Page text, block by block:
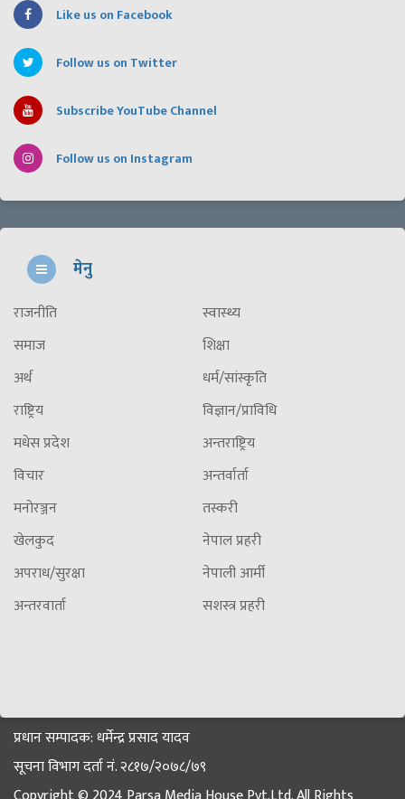
Like us on Facebook
Follow us on Twitter
Subscribe YouTube Channel
Follow us on Instagram
मेनु
राजनीति
समाज
अर्थ
राष्ट्रिय
मधेस प्रदेश
विचार
मनोरञ्जन
खेलकुद
अपराध/सुरक्षा
अन्तरवार्ता
स्वास्थ्य
शिक्षा
धर्म/सांस्कृति
विज्ञान/प्राविधि
अन्तराष्ट्रिय
अन्तर्वार्ता
तस्करी
नेपाल प्रहरी
नेपाली आर्मी
सशस्त्र प्रहरी
प्रधान सम्पादक: धर्मेन्द्र प्रसाद यादव
सूचना विभाग दर्ता नं. २८१७/२०७८/७९